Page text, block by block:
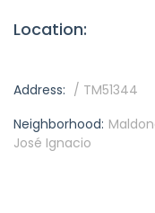
Location:
Address: / TM51344
Neighborhood:
José Ignacio